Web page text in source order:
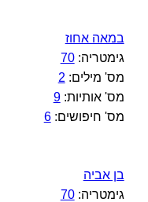
במאה אחוז
גימטריה:70
מס' מילים: 2
מס' אותיות:9
מס' חיפושים:6
בן אביה
גימטריה:70